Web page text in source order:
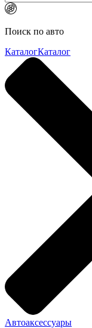
Поиск по авто
КаталогКаталог
Автоаксессуары